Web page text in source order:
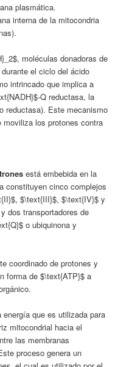
plasmática.
interna de la mitocondria
moléculas donadoras de
el ciclo del ácido
intrincado que implica a
Q reductasa, la
reductasa). Este mecanismo
moviliza los protones contra
está embebida en la
constituyen cinco complejos
$\text{III}$, $\text{IV}$ y
dos transportadores de
o ubiquinona y
coordinado de protones y
forma de $\text{ATP}$ a
que es utilizada para
mitocondrial hacia el
las membranas
proceso genera un